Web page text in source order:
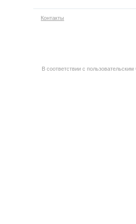
Контакты
В соответствии с